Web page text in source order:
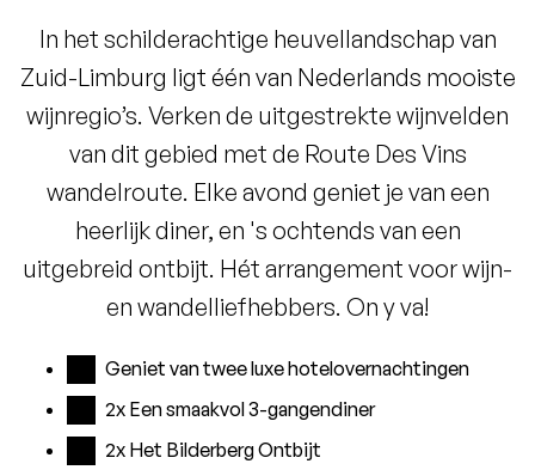
In het schilderachtige heuvellandschap van
Zuid-Limburg ligt één van Nederlands mooiste
wijnregio’s. Verken de uitgestrekte wijnvelden
van dit gebied met de Route Des Vins
wandelroute. Elke avond geniet je van een
heerlijk diner, en 's ochtends van een
uitgebreid ontbijt. Hét arrangement voor wijn-
en wandelliefhebbers. On y va!
Geniet van twee luxe hotelovernachtingen
2x Een smaakvol 3-gangendiner
2x Het Bilderberg Ontbijt